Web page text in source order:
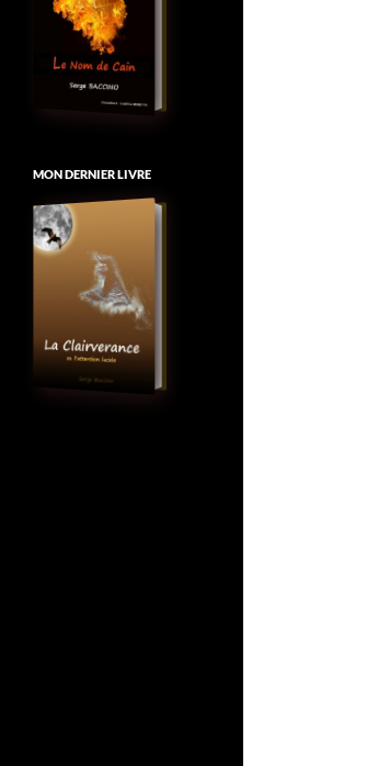
MON DERNIER LIVRE